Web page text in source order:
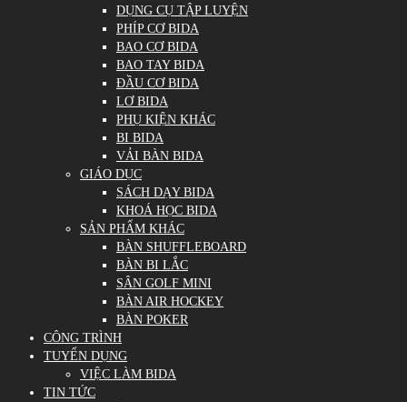
DỤNG CỤ TẬP LUYỆN
PHÍP CƠ BIDA
BAO CƠ BIDA
BAO TAY BIDA
ĐẦU CƠ BIDA
LƠ BIDA
PHỤ KIỆN KHÁC
BI BIDA
VẢI BÀN BIDA
GIÁO DỤC
SÁCH DẠY BIDA
KHOÁ HỌC BIDA
SẢN PHẨM KHÁC
BÀN SHUFFLEBOARD
BÀN BI LẮC
SÂN GOLF MINI
BÀN AIR HOCKEY
BÀN POKER
CÔNG TRÌNH
TUYỂN DỤNG
VIỆC LÀM BIDA
TIN TỨC